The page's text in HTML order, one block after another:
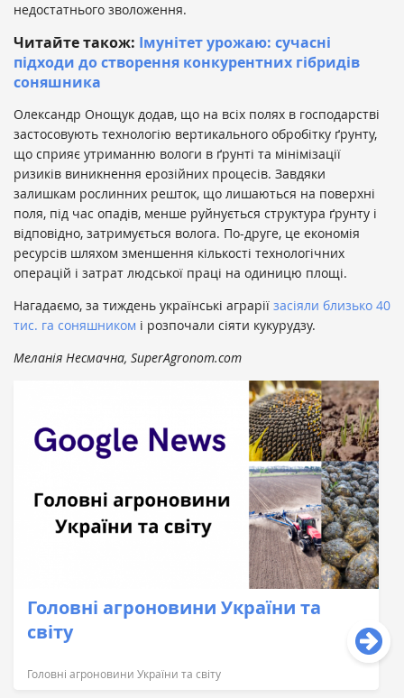
недостатнього зволоження.
Читайте також: Імунітет урожаю: сучасні
підходи до створення конкурентних гібридів
соняшника
Олександр Онощук додав, що на всіх полях в господарстві
застосовують технологію вертикального обробітку ґрунту,
що сприяє утриманню вологи в ґрунті та мінімізації
ризиків виникнення ерозійних процесів. Завдяки
залишкам рослинних решток, що лишаються на поверхні
поля, під час опадів, менше руйнується структура ґрунту і
відповідно, затримується волога. По-друге, це економія
ресурсів шляхом зменшення кількості технологічних
операцій і затрат людської праці на одиницю площі.
Нагадаємо, за тиждень українські аграрії засіяли близько 40
тис. га соняшником і розпочали сіяти кукурудзу.
Меланія Несмачна, SuperAgronom.com
Головні агроновини України та
світу
Головні агроновини України та світу